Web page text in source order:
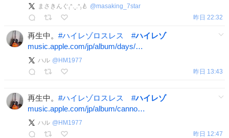
まさきんぐ₍ᐢ.ˬ.ᐢ₎🍐 @masaking_7star
昨日 22:32
再生中。 #ハイレゾロスレス #ハイレゾ
music.apple.com/jp/album/days/…
ハル @ HM1977
昨日 13:43
再生中。 #ハイレゾロスレス #ハイレゾ
music.apple.com/jp/album/canno…
ハル @ HM1977
昨日 12:47